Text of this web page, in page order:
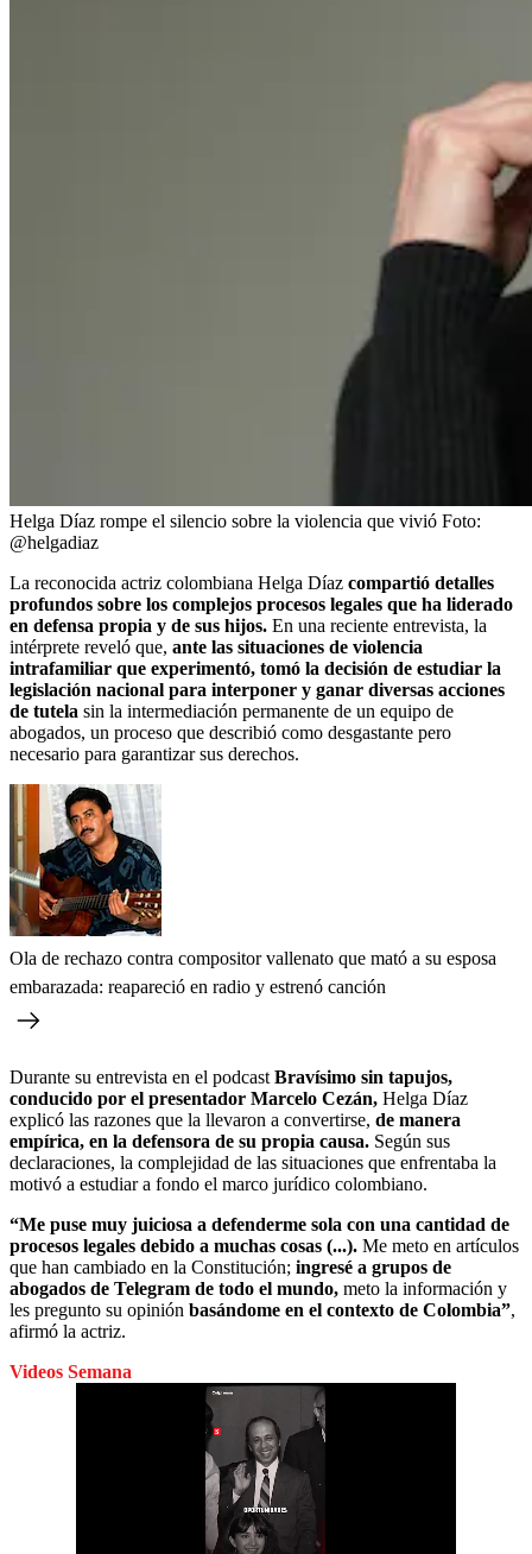
Helga Díaz rompe el silencio sobre la violencia que vivió Foto:
@helgadiaz
La reconocida actriz colombiana Helga Díaz compartió detalles
profundos sobre los complejos procesos legales que ha liderado
en defensa propia y de sus hijos. En una reciente entrevista, la
intérprete reveló que, ante las situaciones de violencia
intrafamiliar que experimentó, tomó la decisión de estudiar la
legislación nacional para interponer y ganar diversas acciones
de tutela sin la intermediación permanente de un equipo de
abogados, un proceso que describió como desgastante pero
necesario para garantizar sus derechos.
Ola de rechazo contra compositor vallenato que mató a su esposa
embarazada: reapareció en radio y estrenó canción
Durante su entrevista en el podcastBravísimo sin tapujos,
conducido por el presentador Marcelo Cezán, Helga Díaz
explicó las razones que la llevaron a convertirse, de manera
empírica, en la defensora de su propia causa. Según sus
declaraciones, la complejidad de las situaciones que enfrentaba la
motivó a estudiar a fondo el marco jurídico colombiano.
“Me puse muy juiciosa a defenderme sola con una cantidad de
procesos legales debido a muchas cosas (...). Me meto en artículos
que han cambiado en la Constitución; ingresé a grupos de
abogados de Telegram de todo el mundo, meto la información y
les pregunto su opinión basándome en el contexto de Colombia”,
afirmó la actriz.
Videos Semana